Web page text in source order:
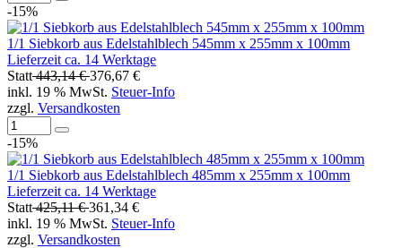
-15%
1/1 Siebkorb aus Edelstahlblech 545mm x 255mm x 100mm
Lieferzeit ca. 14 Werktage
Statt443,14 €376,67 €
inkl. 19 % MwSt. Steuer-Info
zzgl. Versandkosten
-15%
1/1 Siebkorb aus Edelstahlblech 485mm x 255mm x 100mm
Lieferzeit ca. 14 Werktage
Statt425,11 €361,34 €
inkl. 19 % MwSt. Steuer-Info
zzgl. Versandkosten